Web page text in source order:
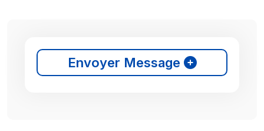
Envoyer Message